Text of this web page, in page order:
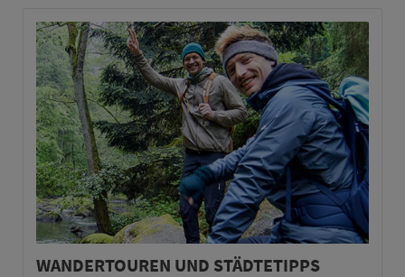
WANDERTOUREN UND STÄDTETIPPS